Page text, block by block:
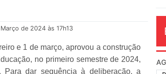
de 2024 às 17h13
e 1 de março, aprovou a construção
no primeiro semestre de 2024,
Para dar sequência à deliberação, a